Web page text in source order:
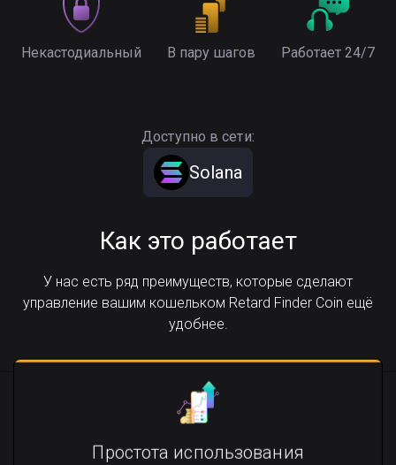
Некастодиальный В пару шагов Работает 24/7
Доступно в сети:
Solana
Как это работает
У нас есть ряд преимуществ, которые сделают
управление вашим кошельком Retard Finder Coin ещё
удобнее.
Простота использования